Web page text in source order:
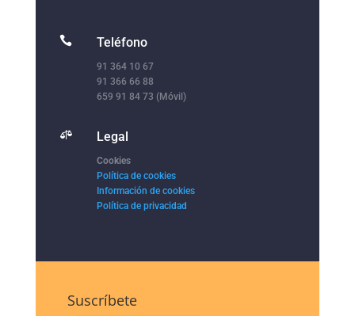
 Teléfono
91 364 10 67
91 366 66 88
659 91 84 73 (Móvil)
 Legal
Cookies
Política de cookies
Información de cookies
Política de privacidad
Suscríbete